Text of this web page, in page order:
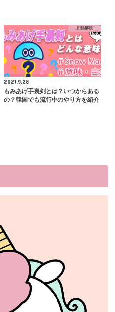
用語解説
2021.9.28
もみあげ手裏剣とは？いつからある
の？韓国でも流行中のやり方を紹介